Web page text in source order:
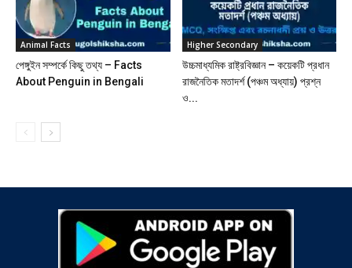
Animal Facts
পেঙ্গুইন সম্পর্কে কিছু তথ্য – Facts
About Penguin in Bengali
Higher Secondary
উচ্চমাধ্যমিক রাষ্ট্রবিজ্ঞান – কয়েকটি প্রধান
রাজনৈতিক মতাদর্শ (পঞ্চম অধ্যায়) প্রশ্ন
ও...